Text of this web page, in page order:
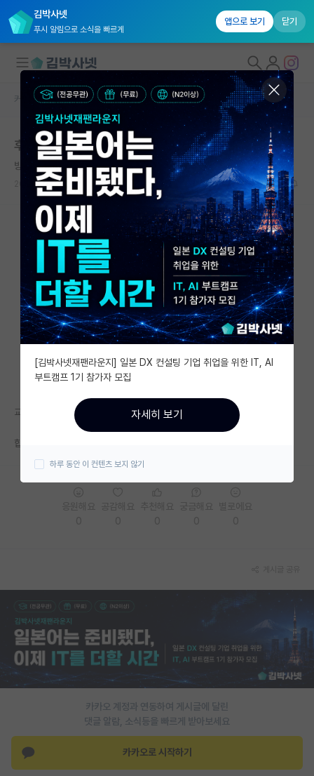
김박사넷
푸시 알림으로 소식을 빠르게
앱으로 보기 닫기
대학원생 모집
국내대학원 정보
연구실&오픈랩
커뮤니티
커뮤니티 홈
전체글보기
베스트 게시판
IF 명예의전당
자유 게시판(아무개랩)
미국 유학 게시판
미국 대학원 합격 후기 게시판
대학원생 모집 게시판
연구실(PI) 홍보 게시판
임용 후기 게시판
PI 전용 게시판
인문사회 계열 게시판
특수/전문대학원 게시판
반도체/AI 게시판
커뮤니티 홈 자유 게시판(아무개랩)
후기 합격자 발표 기다리고 있는데요
방정맞은 정약용
2023.06.10 3 1240
교수님이 7월부터 출근 가능하냐고 연락이 왔네요
합격이죠?? 우하하하
카카오 계정과 연동하여 게시글에 달린
댓글 알람, 소식등을 빠르게 받아보세요
카카오로 시작하기
[김박사넷재팬라운지] 일본 DX 컨설팅 기업 취업을 위한 IT, AI
부트캠프 1기 참가자 모집
자세히 보기
하루 동안 이 컨텐츠 보지 않기